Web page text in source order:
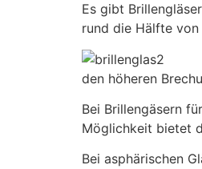
Es gibt
rund die Hälfte von
den höheren
Bei Brillengäsern
Möglichkeit bietet
Bei asphärischen